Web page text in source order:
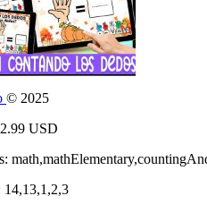
© 2025
USD
14,13,1,2,3